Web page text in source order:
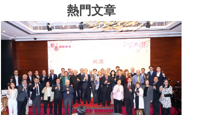
熱門文章